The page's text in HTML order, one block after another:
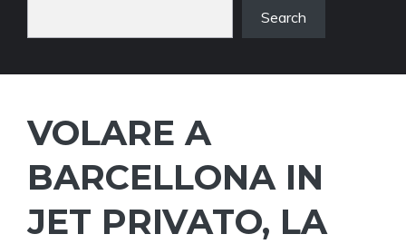
Search
VOLARE A
BARCELLONA IN
JET PRIVATO, LA